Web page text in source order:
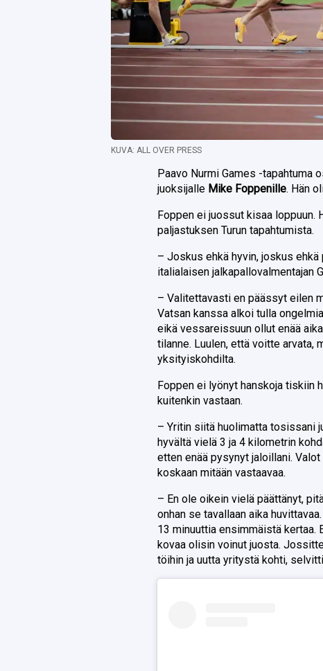
KUVA: ALL OVER PRESS
Paavo Nurmi Games -
juoksijalle Mike Foppenille. Hän
Foppen ei juossut kisaa loppuun.
paljastuksen Turun tapahtumista.
– Joskus ehkä hyvin, joskus
italialaisen jalkapallovalmentajan
– Valitettavasti en päässyt eilen
Vatsan kanssa alkoi tulla
eikä vessareissuun ollut enää
tilanne. Luulen, että voitte arvata,
yksityiskohdilta.
Foppen ei lyönyt hanskoja tiskiin
kuitenkin vastaan.
– Yritin siitä huolimatta tosissani
hyvältä vielä 3 ja 4 kilometrin
etten enää pysynyt jaloillani.
koskaan mitään vastaavaa.
– En ole oikein vielä päättänyt,
onhan se tavallaan aika
13 minuuttia ensimmäistä kertaa.
kovaa olisin voinut juosta.
töihin ja uutta yritystä kohti,